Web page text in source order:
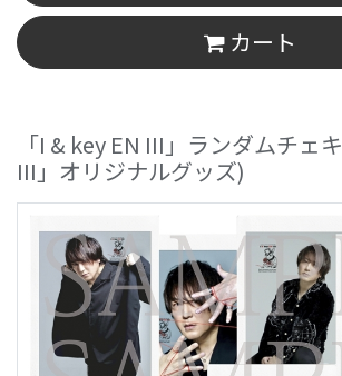
カート
「I & key EN III」ランダムチェキ
III」オリジナルグッズ)